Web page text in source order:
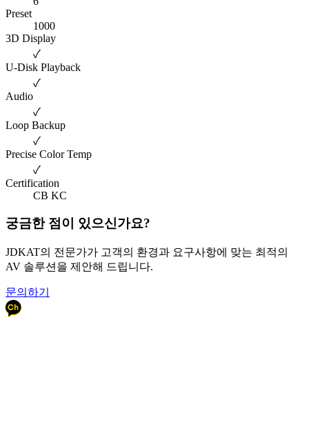
Preset
1000
3D Display
✓
U-Disk Playback
✓
Audio
✓
Loop Backup
✓
Precise Color Temp
✓
Certification
CB KC
궁금한 점이 있으신가요?
JDKAT의 전문가가 고객의 환경과 요구사항에 맞는 최적의
AV 솔루션을 제안해 드립니다.
문의하기